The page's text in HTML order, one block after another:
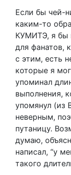
Если бы чей-
каким-то
КУМИТЭ, я бы
для фанатов,
с этим, есть
которые я
упоминал
выполнения,
упомянул (из
неверным,
путаницу.
думаю,
написал, “у
такого